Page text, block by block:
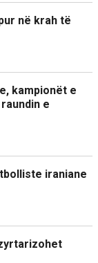
në krah të
kampionët e
e
iraniane